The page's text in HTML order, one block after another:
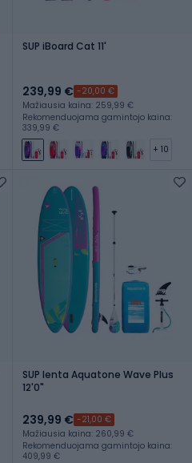
SUP iBoard Cat 11'
239,99 € -20,00 €
Mažiausia kaina: 259,99 €
Rekomenduojama gamintojo kaina:
339,99 €
+ 10
SUP lenta Aquatone Wave Plus
12'0"
239,99 € -21,00 €
Mažiausia kaina: 260,99 €
Rekomenduojama gamintojo kaina:
409,99 €